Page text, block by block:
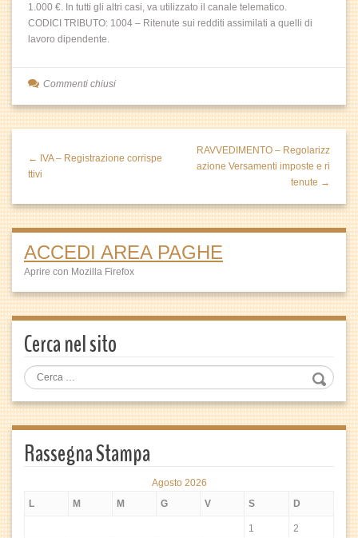
1.000 €. In tutti gli altri casi, va utilizzato il canale telematico.
CODICI TRIBUTO: 1004 – Ritenute sui redditi assimilati a quelli di
lavoro dipendente.
Commenti chiusi
← IVA – Registrazione corrispe
ttivi
RAVVEDIMENTO – Regolarizz
azione Versamenti imposte e ri
tenute →
ACCEDI AREA PAGHE
Aprire con Mozilla Firefox
Cerca nel sito
Rassegna Stampa
Agosto 2026
L
M M G V S D
1 2